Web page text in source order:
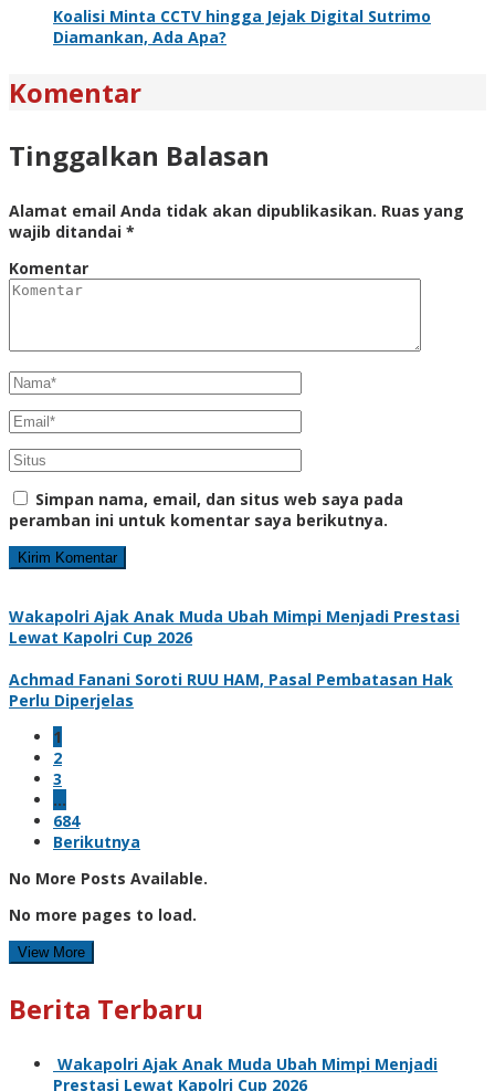
Koalisi Minta CCTV hingga Jejak Digital Sutrimo
Diamankan, Ada Apa?
Komentar
Tinggalkan Balasan
Alamat email Anda tidak akan dipublikasikan. Ruas yang
wajib ditandai *
Komentar
Simpan nama, email, dan situs web saya pada
peramban ini untuk komentar saya berikutnya.
Wakapolri Ajak Anak Muda Ubah Mimpi Menjadi Prestasi
Lewat Kapolri Cup 2026
Achmad Fanani Soroti RUU HAM, Pasal Pembatasan Hak
Perlu Diperjelas
1
2
3
…
684
Berikutnya
No More Posts Available.
No more pages to load.
View More
Berita Terbaru
Wakapolri Ajak Anak Muda Ubah Mimpi Menjadi
Prestasi Lewat Kapolri Cup 2026